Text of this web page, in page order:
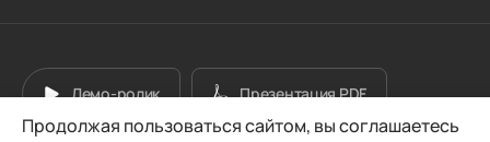
Демо-ролик Презентация PDF
Продолжая пользоваться сайтом, вы соглашаетесь